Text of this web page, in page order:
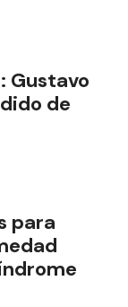
Gustavo
de
para